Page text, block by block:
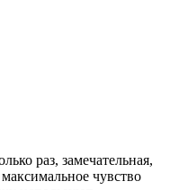
раз, замечательная,
чувство